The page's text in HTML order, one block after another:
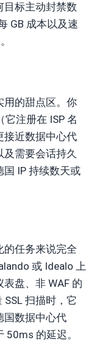
目标主动封禁数
GB 成本以及速
用的甜点区。你
注册在 ISP 名
接近数据中心代
需要会话持久
IP 持续数天或
的任务来说完全
或 Idealo 上
盘、非 WAF 的
SSL 扫描时，它
国数据中心代
的延迟。